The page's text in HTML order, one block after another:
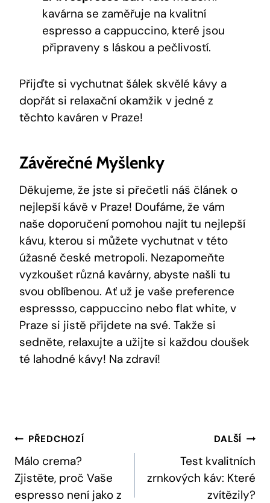
kavárna se zaměřuje na kvalitní
espresso a cappuccino, které jsou
připraveny s láskou a pečlivostí.
Přijďte si vychutnat šálek skvělé kávy a
dopřát si relaxační okamžik v jedné z
těchto kaváren v Praze!
Závěrečné Myšlenky
Děkujeme, že jste si přečetli náš článek o
nejlepší kávě v Praze! Doufáme, že vám
naše doporučení pomohou najít tu nejlepší
kávu, kterou si můžete vychutnat v této
úžasné české metropoli. Nezapomeňte
vyzkoušet různá kavárny, abyste našli tu
svou oblíbenou. Ať už je vaše preference
espressso, cappuccino nebo flat white, v
Praze si jistě přijdete na své. Takže si
sedněte, relaxujte a užijte si každou doušek
té lahodné kávy! Na zdraví!
Navigace
Pro
Příspěvek
PŘEDCHOZÍ
Málo crema?
Zjistěte, proč Vaše
espresso není jako z
DALŠÍ
Test kvalitních
zrnkových káv: Které
zvítězily?